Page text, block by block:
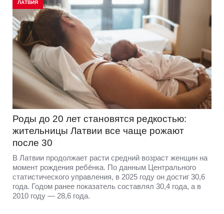
ЛАТВИЯ
Роды до 20 лет становятся редкостью:
жительницы Латвии все чаще рожают
после 30
В Латвии продолжает расти средний возраст женщин на
момент рождения ребёнка. По данным Центрального
статистического управления, в 2025 году он достиг 30,6
года. Годом ранее показатель составлял 30,4 года, а в
2010 году — 28,6 года.